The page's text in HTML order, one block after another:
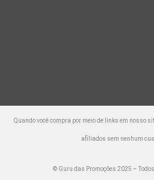
Quando você compra por meio de links em nosso
afiliados sem nenhum
© Guru das Promoções 2025 –